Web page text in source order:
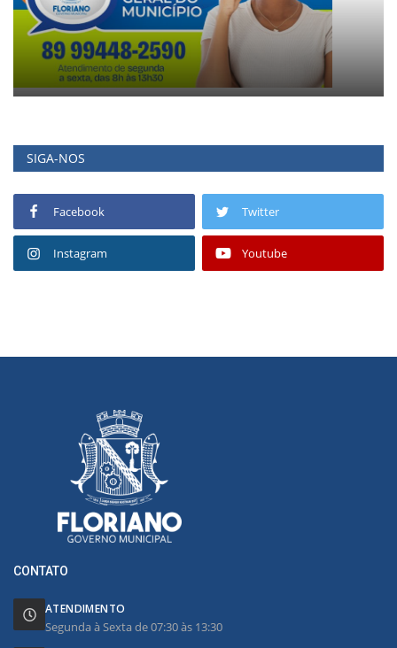
SIGA-NOS
Facebook Twitter
Instagram Youtube
CONTATO
ATENDIMENTO
Segunda à Sexta de 07:30 às 13:30